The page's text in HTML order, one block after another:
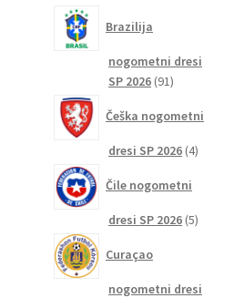
Brazilija
nogometni dresi
SP 2026 9191
Češka nogometni
dresi SP 2026 44
Čile nogometni
dresi SP 2026 55
Curaçao
nogometni dresi